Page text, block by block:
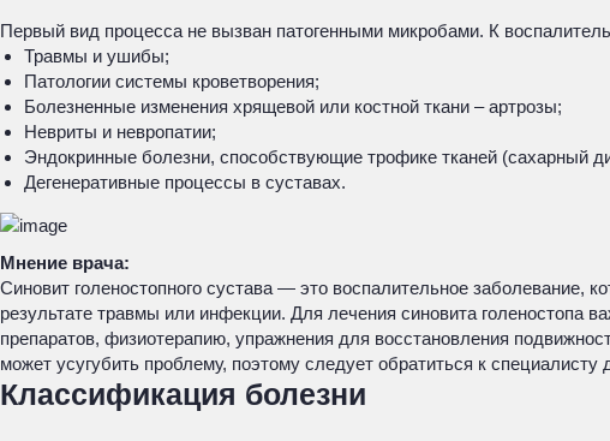
Первый вид процесса не вызван патогенными микробами. К
Травмы и ушибы;
Патологии системы кроветворения;
Болезненные изменения хрящевой или костной ткани – артрозы;
Невриты и невропатии;
Эндокринные болезни, способствующие трофике тканей (сахарный
Дегенеративные процессы в суставах.
Мнение врача:
Синовит голеностопного сустава — это воспалительное заболевание,
результате травмы или инфекции. Для лечения синовита голеностопа
препаратов, физиотерапию, упражнения для восстановления
может усугубить проблему, поэтому следует обратиться к специалисту
Классификация болезни